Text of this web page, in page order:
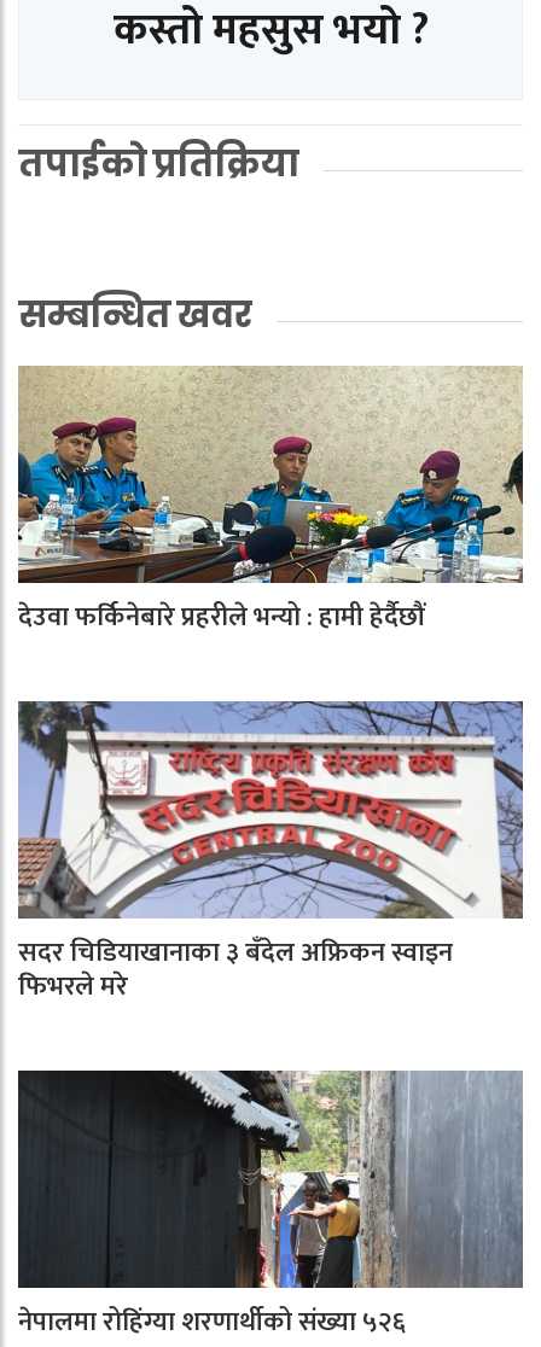
कस्तो महसुस भयो ?
तपाईको प्रतिक्रिया
सम्बन्धित खवर
देउवा फर्किनेबारे प्रहरीले भन्यो : हामी हेर्दैछौं
सदर चिडियाखानाका ३ बँदेल अफ्रिकन स्वाइन
फिभरले मरे
नेपालमा रोहिंग्या शरणार्थीको संख्या ५२६